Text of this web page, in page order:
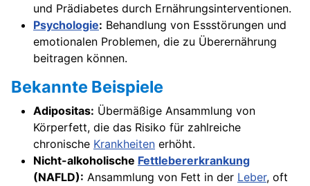
und Prädiabetes durch Ernährungsinterventionen.
Psychologie: Behandlung von Essstörungen und
emotionalen Problemen, die zu Überernährung
beitragen können.
Bekannte Beispiele
Adipositas: Übermäßige Ansammlung von
Körperfett, die das Risiko für zahlreiche
chronische Krankheiten erhöht.
Nicht-alkoholische Fettlebererkrankung
(NAFLD): Ansammlung von Fett in der Leber, oft